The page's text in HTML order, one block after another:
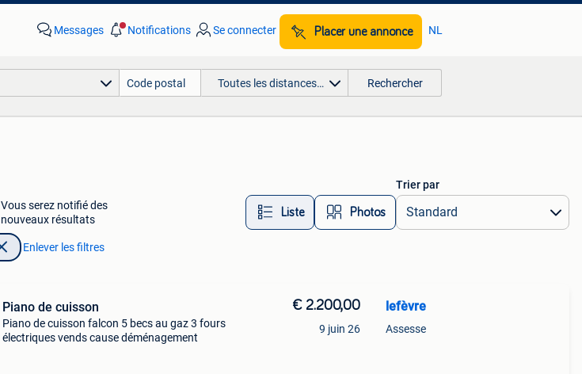
Messages Notifications Se connecter Placer une annonce NL
Toutes les distances… Rechercher
Vous serez notifié des
nouveaux résultats
Liste Photos
Trier par
Enlever les filtres
Piano de cuisson
Piano de cuisson falcon 5 becs au gaz 3 fours
électriques vends cause déménagement
€ 2.200,00
9 juin 26
lefèvre
Assesse